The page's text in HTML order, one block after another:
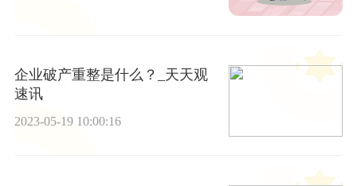
企业破产重整是什么？_天天观
速讯
2023-05-19 10:00:16